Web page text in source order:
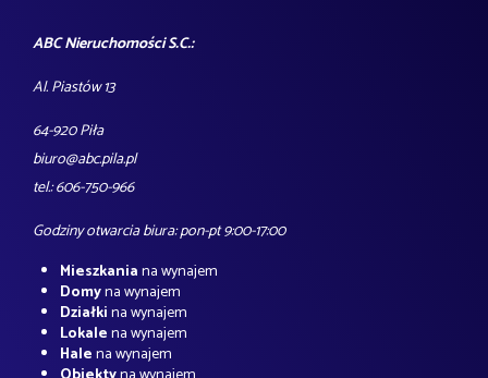
ABC Nieruchomości S.C.:
Al. Piastów 13
64-920 Piła
biuro@abc.pila.pl
tel.: 606-750-966
Godziny otwarcia biura: pon-pt 9:00-17:00
Mieszkaniana wynajem
Domyna wynajem
Działkina wynajem
Lokalena wynajem
Halena wynajem